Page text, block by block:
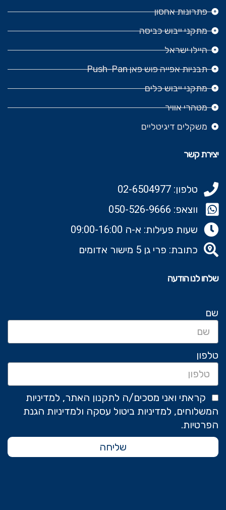
פתרונות אחסון
מתקני ייבוש כביסה
היילו ישראל
תבניות אפייה פוש פאן Push-Pan
מתקני ייבוש כלים
מטהרי אוויר
משקלים דיגיטליים
יצירת קשר
טלפון: 02-6504977
ווצאפ: 050-526-9666‬
שעות פעילות: א-ה 09:00-16:00
כתובת: פרי גן 5 מישור אדומים
שלחו לנו הודעה
שם
טלפון
קראתי ואני מסכים/ה לתקנון האתר, למדיניות
המשלוחים, למדיניות ביטול עסקה ולמדיניות הגנת
הפרטיות.
שליחה